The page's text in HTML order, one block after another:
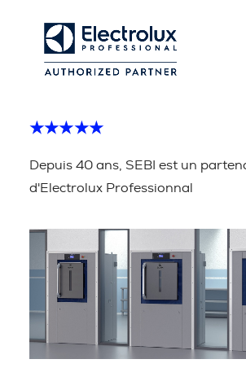
★★★★★
Depuis 40 ans, SEBI est un
d'Electrolux Professionnal